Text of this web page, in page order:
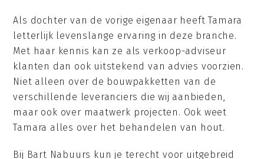
Als dochter van de vorige eigenaar heeft Tamara
letterlijk levenslange ervaring in deze branche.
Met haar kennis kan ze als verkoop-adviseur
klanten dan ook uitstekend van advies voorzien.
Niet alleen over de bouwpakketten van de
verschillende leveranciers die wij aanbieden,
maar ook over maatwerk projecten. Ook weet
Tamara alles over het behandelen van hout.
Bij Bart Nabuurs kun je terecht voor uitgebreid